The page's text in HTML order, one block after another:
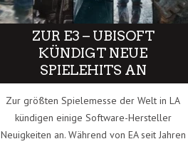
ZUR E3 – UBISOFT
KÜNDIGT NEUE
SPIELEHITS AN
Zur größten Spielemesse der Welt in LA
kündigen einige Software-Hersteller
Neuigkeiten an. Während von EA seit Jahren